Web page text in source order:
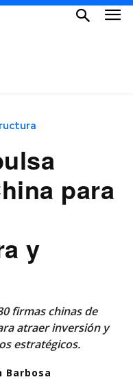
para
y
firmas chinas de
atraer inversión y
estratégicos.
Barbosa